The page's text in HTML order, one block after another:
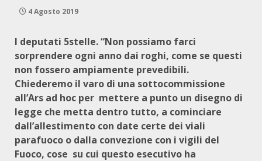
4 Agosto 2019
I deputati 5stelle. “Non possiamo farci
sorprendere ogni anno dai roghi, come se questi
non fossero ampiamente prevedibili.
Chiederemo il varo di una sottocommissione
all’Ars ad hoc per mettere a punto un disegno di
legge che metta dentro tutto, a cominciare
dall’allestimento con date certe dei viali
parafuoco o dalla convezione con i vigili del
Fuoco, cose su cui questo esecutivo ha